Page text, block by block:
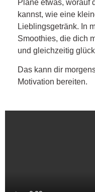
Plane etwas, worauf
kannst, wie eine
Lieblingsgetränk. In
Smoothies, die dich
und gleichzeitig
Das kann dir
Motivation bereiten.